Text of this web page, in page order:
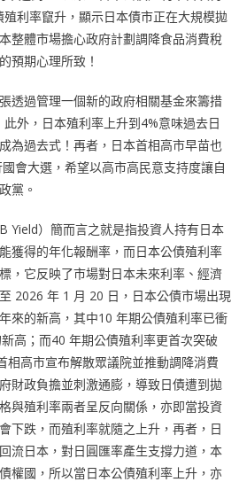
利率竄升，顯示日本債市正在大規模拋
整體市場擔心政府計劃調降食品消費稅
預期心理所致！
透過管理一個新的政府相關基金來籌措
外，日本殖利率上升到4%意味過去日
為過去式！再者，日本首相高市早苗也
會大選，希望以高市高民意支持度讓自
黨。
Yield）簡而言之就是指投資人持有日本
獲得的年化報酬率，而日本公債殖利率
，它反映了市場對日本未來利率、經濟
2026 年 1 月 20 日，日本公債市場出現
來的新高，其中10 年期公債殖利率已衝
高；而40 年期公債殖利率更首次突破
相高市宣布解散眾議院並推動調降消費
財政負擔並刺激通膨，導致日債遭到拋
與殖利率兩者呈反向關係，亦即當投資
下跌，而殖利率就隨之上升，再者，日
流日本，對日圓匯率產生支撐力道，本
權國，所以當日本公債殖利率上升，亦